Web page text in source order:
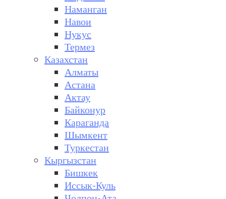
Наманган
Навои
Нукус
Термез
Казахстан
Алматы
Астана
Актау
Байконур
Караганда
Шымкент
Туркестан
Кыргызстан
Бишкек
Иссык-Куль